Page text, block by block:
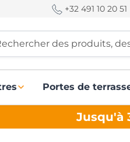
+32 491 10 20 51
des produits,
Portes de
Jusqu'à